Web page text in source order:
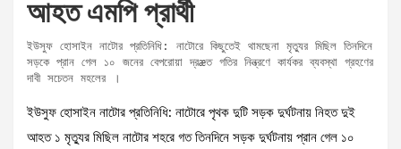
আহত এমপি প্রার্থী
ইউসুফ হোসাইন নাটোর প্রতিনিধি: নাটোরে কিছুতেই থামছেনা মৃত্যুর মিছিল তিনদিনে
সড়কে প্রান গেল ১০ জনের বেপরোয়া দ্রæত গতির নিন্ত্রণে কার্যকর ব্যবস্থা গ্রহণের
দাবী সচেতন মহলের ।
ইউসুফ হোসাইন নাটোর প্রতিনিধি: নাটোরে পৃথক দুটি সড়ক দুর্ঘটনায় নিহত দুই
আহত ১ মৃত্যুর মিছিল নাটোর শহরে গত তিনদিনে সড়ক দুর্ঘটনায় প্রান গেল ১০